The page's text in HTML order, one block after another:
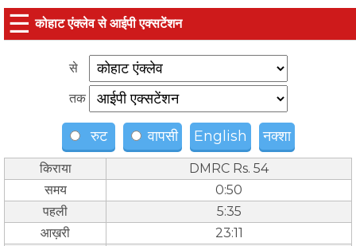
☰ कोहाट एंक्लेव से आईपी एक्सटेंशन
से
तक
रुट वापसी English नक्शा
किराया
DMRC Rs. 54
समय
0:50
पहली
5:35
आख़री
23:11